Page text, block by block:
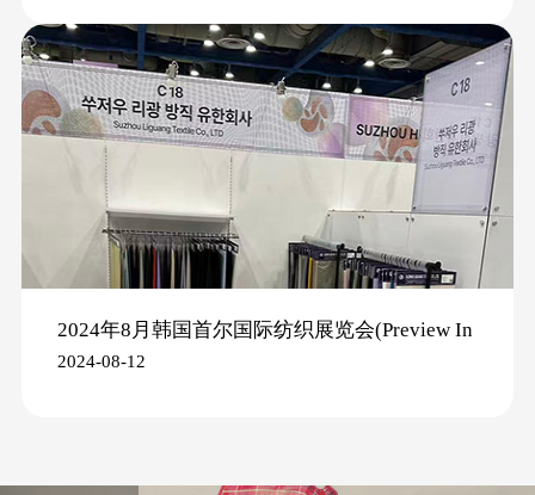
2024年8月韩国首尔国际纺织展览会(Preview In
SEOUL 2024)
2024-08-12